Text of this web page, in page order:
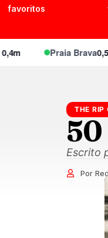
favoritos
Praia Brava0,5 -
THE RIP
50
Escrito
Por